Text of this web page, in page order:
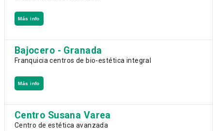
Más info
Bajocero - Granada
Franquicia centros de bio-estética integral
Más info
Centro Susana Varea
Centro de estética avanzada